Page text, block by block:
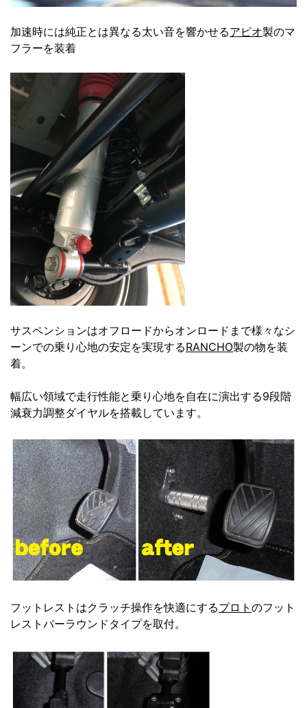
加速時には純正とは異なる太い音を響かせるアピオ製のマ
フラーを装着
サスペンションはオフロードからオンロードまで様々なシ
ーンでの乗り心地の安定を実現するRANCHO製の物を装
着。
幅広い領域で走行性能と乗り心地を自在に演出する9段階
減衰力調整ダイヤルを搭載しています。
フットレストはクラッチ操作を快適にするプロト のフット
レストバーラウンドタイプを取付。